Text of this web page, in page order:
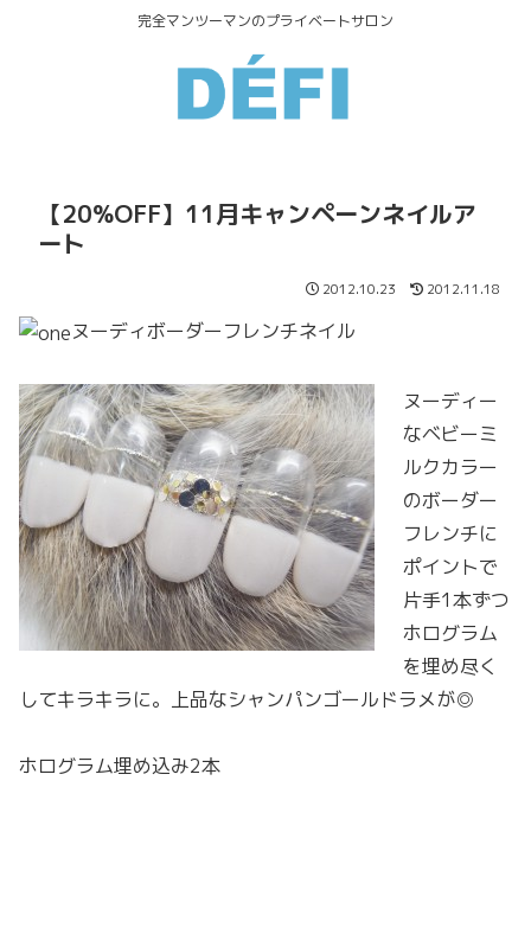
完全マンツーマンのプライベートサロン
【20%OFF】11月キャンペーンネイルア
ート
2012.10.23 2012.11.18
ヌーディボーダーフレンチネイル
ヌーディー
なベビーミ
ルクカラー
のボーダー
フレンチに
ポイントで
片手1本ずつ
ホログラム
を埋め尽く
してキラキラに。上品なシャンパンゴールドラメが◎
ホログラム埋め込み2本